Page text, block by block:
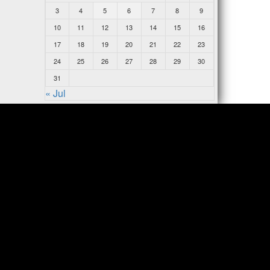
3
4 5 6 7 8
9
10
11 12 13 14 15
16
17
18 19 20 21 22
23
24
25 26 27 28 29
30
31
« Jul